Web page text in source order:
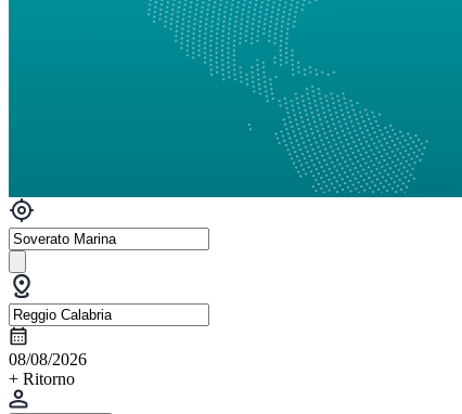
08/08/2026
+ Ritorno